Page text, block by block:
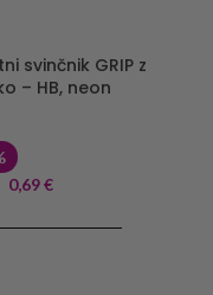
svinčnik GRIP z
– HB, neon
0,69€